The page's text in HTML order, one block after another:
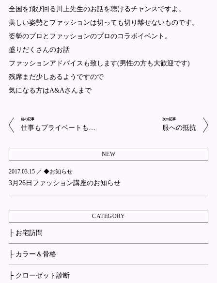
全国を飛び回る川上先生のお話を聴けるチャンスですよ。
美しい姿勢とファッションは切っても切り離せないものです。
姿勢のプロとファッションのプロのコラボイベント。
盛りだくさんのお話
ファッションアドバイスも致します(男性の方も大歓迎です)
残席まだ少しあるようですので
気になる方はA&Aさんまで
前の記事
仕事もプライベートも…
次の記事
服への抵抗
NEW
2017.03.15 ／ ◆お知らせ
3月26日ファッション講座のお知らせ
CATEGORY
├ お宅訪問
├ カラー＆骨格
├ クローゼット診断